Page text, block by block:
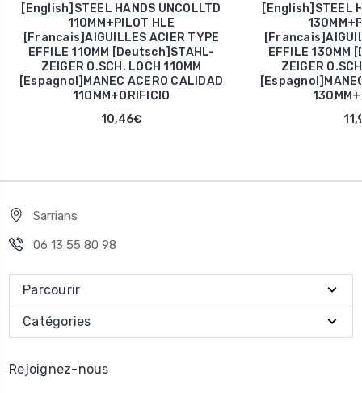
[English]STEEL HANDS UNCOLLTD
110MM+PILOT HLE
[Francais]AIGUILLES ACIER TYPE
EFFILE 110MM [Deutsch]STAHL-
ZEIGER O.SCH. LOCH 110MM
[Espagnol]MANEC ACERO CALIDAD
110MM+ORIFICIO
10,46€
[English]STEEL
EFFILE 130MM
ZEIGER
Sarrians
06 13 55 80 98
Parcourir
Catégories
Rejoignez-nous